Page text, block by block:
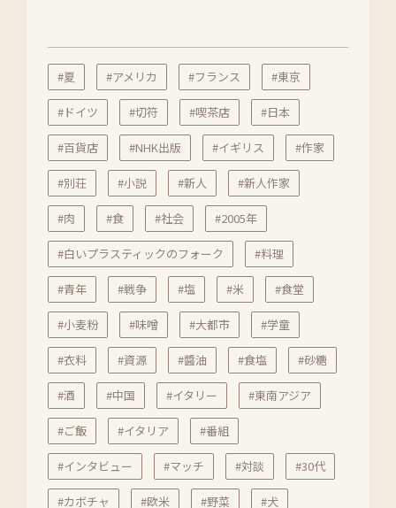
#夏 #アメリカ #フランス #東京
#ドイツ #切符 #喫茶店 #日本
#百貨店 #NHK出版 #イギリス #作家
#別荘 #小説 #新人 #新人作家
#肉 #食 #社会 #2005年
#白いプラスティックのフォーク #料理
#青年 #戦争 #塩 #米 #食堂
#小麦粉 #味噌 #大都市 #学童
#衣料 #資源 #醬油 #食塩 #砂糖
#酒 #中国 #イタリー #東南アジア
#ご飯 #イタリア #番組
#インタビュー #マッチ #対談 #30代
#カボチャ #欧米 #野菜 #犬